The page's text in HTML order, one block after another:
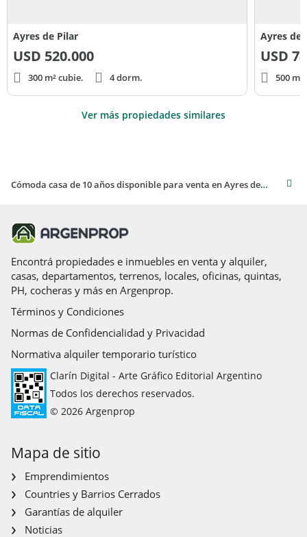
Ayres de Pilar
USD 520.000
300 m² cubie. 4 dorm.
Ayres de
USD
500
Ver más propiedades similares
Cómoda casa de 10 años disponible para venta en Ayres de Pilar
Encontrá propiedades e inmuebles en venta y alquiler,
casas, departamentos, terrenos, locales, oficinas, quintas,
PH, cocheras y más en Argenprop.
Términos y Condiciones
Normas de Confidencialidad y Privacidad
Normativa alquiler temporario turístico
Clarín Digital - Arte Gráfico Editorial Argentino
Todos los derechos reservados.
© 2026 Argenprop
Mapa de sitio
Emprendimientos
Countries y Barrios Cerrados
Garantías de alquiler
Noticias